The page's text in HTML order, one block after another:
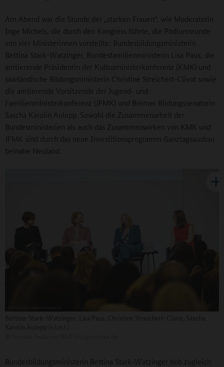
Am Abend war die Stunde der „starken Frauen“, wie Moderatorin
Inge Michels, die durch den Kongress führte, die Podiumsrunde
von vier Ministerinnen vorstellte: Bundesbildungsministerin
Bettina Stark-Watzinger, Bundesfamilienministerin Lisa Paus, die
amtierende Präsidentin der Kultusministerkonferenz (KMK) und
saarländische Bildungsministerin Christine Streichert-Clivot sowie
die amtierende Vorsitzende der Jugend- und
Familienministerkonferenz (JFMK) und Bremer Bildungssenatorin
Sascha Karolin Aulepp. Sowohl die Zusammenarbeit der
Bundesministerien als auch das Zusammenwirken von KMK und
JFMK sind durch das neue Investitionsprogramm Ganztagsausbau
beinahe Neuland.
Bundesbildungsministerin Bettina Stark-Watzinger hob zugleich